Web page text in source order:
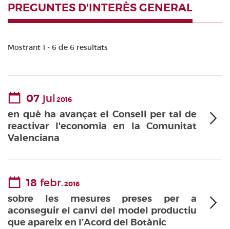
PREGUNTES D'INTERÈS GENERAL
Mostrant 1 - 6 de 6 resultats
07 jul2016
en què ha avançat el Consell per tal de
reactivar l'economia en la Comunitat
Valenciana
18 febr.2016
sobre les mesures preses per a
aconseguir el canvi del model productiu
que apareix en l’Acord del Botànic